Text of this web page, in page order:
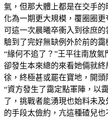
氣，但那大體上都是在交手
化為一期更大規模，覆圈圈更
可這一次晨曦卒衝入到徐庶
驗到了完好無缺例外於前的靄
“緣何不追了？”王平往南放氣
卻發生本來總的來看她倆就
徐，終極甚或罷在寶地，開頭
“資方發生了靄定點軍陣，以
了，挑戰者能湧現也始料未
的手段太儉約，亢這種碴兒